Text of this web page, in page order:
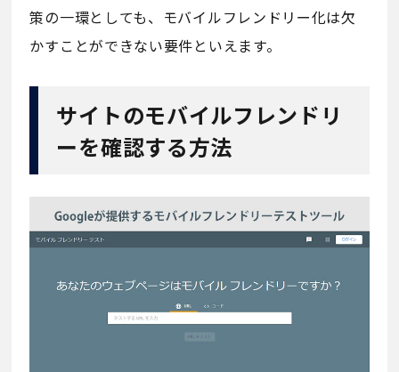
策の一環としても、モバイルフレンドリー化は欠
かすことができない要件といえます。
サイトのモバイルフレンドリ
ーを確認する方法